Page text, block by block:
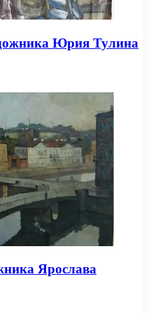
Юрия Тулина
Ярослава